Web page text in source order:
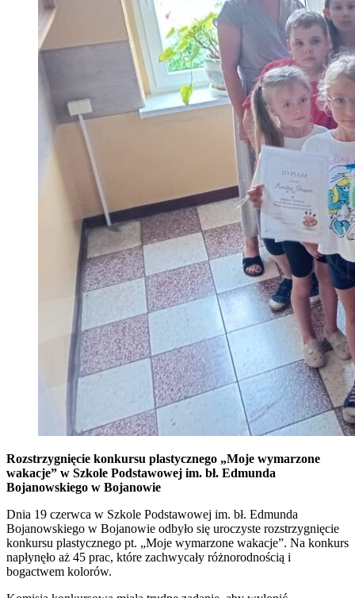
Rozstrzygnięcie konkursu plastycznego „Moje wymarzone
wakacje” w Szkole Podstawowej im. bł. Edmunda
Bojanowskiego w Bojanowie
Dnia 19 czerwca w Szkole Podstawowej im. bł. Edmunda
Bojanowskiego w Bojanowie odbyło się uroczyste rozstrzygnięcie
konkursu plastycznego pt. „Moje wymarzone wakacje”. Na konkurs
napłynęło aż 45 prac, które zachwycały różnorodnością i
bogactwem kolorów.